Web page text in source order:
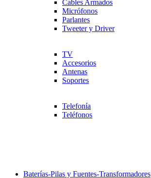
Cables Armados
Micrófonos
Parlantes
Tweeter y Driver
TV
Accesorios
Antenas
Soportes
Telefonía
Teléfonos
Baterías-Pilas y Fuentes-Transformadores